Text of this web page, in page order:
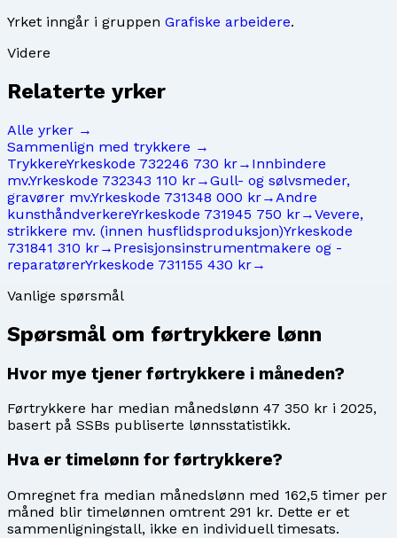
Yrket inngår i gruppen Grafiske arbeidere.
Videre
Relaterte yrker
Alle yrker →
Sammenlign med trykkere →
TrykkereYrkeskode 732246 730 kr→ Innbindere
mv.Yrkeskode 732343 110 kr→Gull- og sølvsmeder,
gravører mv.Yrkeskode 731348 000 kr→ Andre
kunsthåndverkereYrkeskode 731945 750 kr→Vevere,
strikkere mv. (innen husflidsproduksjon)Yrkeskode
731841 310 kr→ Presisjonsinstrumentmakere og -
reparatørerYrkeskode 731155 430 kr→
Vanlige spørsmål
Spørsmål om førtrykkere lønn
Hvor mye tjener førtrykkere i måneden?
Førtrykkere har median månedslønn 47 350 kr i 2025,
basert på SSBs publiserte lønnsstatistikk.
Hva er timelønn for førtrykkere?
Omregnet fra median månedslønn med 162,5 timer per
måned blir timelønnen omtrent 291 kr. Dette er et
sammenligningstall, ikke en individuell timesats.